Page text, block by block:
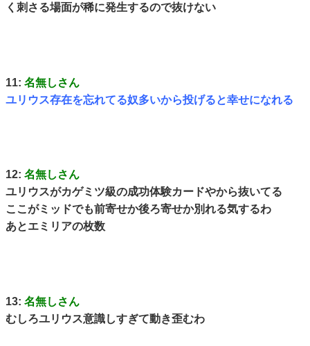
く刺さる場面が稀に発生するので抜けない
11: 名無しさん
ユリウス存在を忘れてる奴多いから投げると幸せになれる
12: 名無しさん
ユリウスがカゲミツ級の成功体験カードやから抜いてる
ここがミッドでも前寄せか後ろ寄せか別れる気するわ
あとエミリアの枚数
13: 名無しさん
むしろユリウス意識しすぎて動き歪むわ